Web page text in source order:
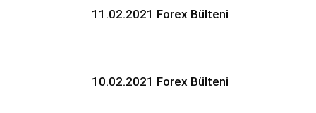
11.02.2021 Forex Bülteni
10.02.2021 Forex Bülteni